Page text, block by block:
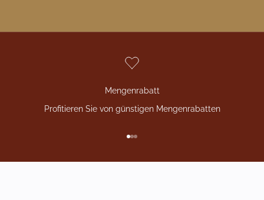
Mengenrabatt
Profitieren Sie von günstigen Mengenrabatten
Gehe zu Element 1
Gehe zu Element 2
Gehe zu Element 3